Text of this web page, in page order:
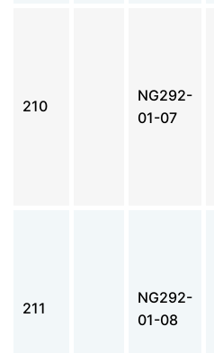
210
NG292-
01-07
211
NG292-
01-08